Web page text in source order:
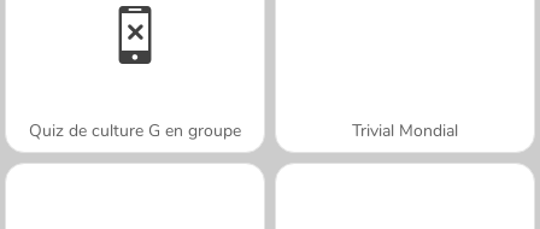
Quiz de culture G en groupe Trivial Mondial